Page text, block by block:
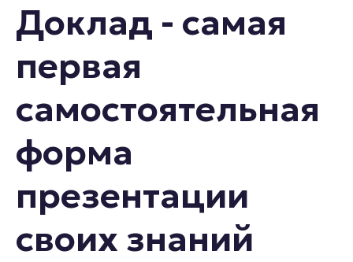
Доклад - самая
первая
самостоятельная
форма
презентации
своих знаний